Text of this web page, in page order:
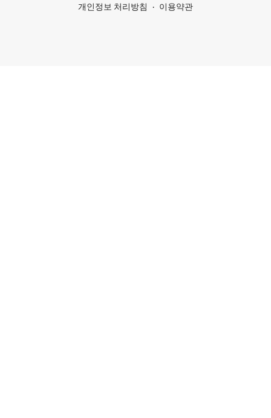
개인정보 처리방침 이용약관